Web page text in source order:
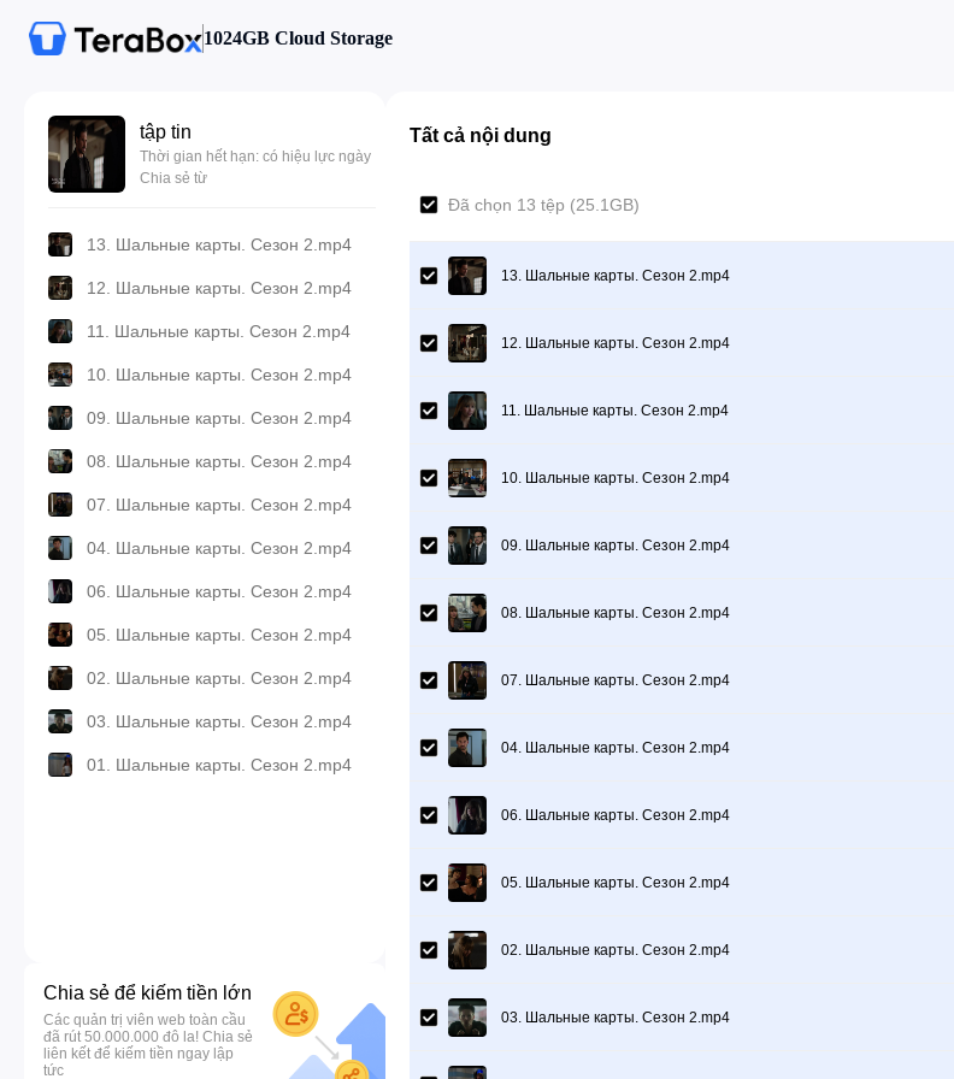
1024GB Cloud Storage
tập tin
Thời gian hết hạn: có hiệu lực ngày
Chia sẻ từ
13. Шальные карты. Сезон 2.mp4
12. Шальные карты. Сезон 2.mp4
11. Шальные карты. Сезон 2.mp4
10. Шальные карты. Сезон 2.mp4
09. Шальные карты. Сезон 2.mp4
08. Шальные карты. Сезон 2.mp4
07. Шальные карты. Сезон 2.mp4
04. Шальные карты. Сезон 2.mp4
06. Шальные карты. Сезон 2.mp4
05. Шальные карты. Сезон 2.mp4
02. Шальные карты. Сезон 2.mp4
03. Шальные карты. Сезон 2.mp4
01. Шальные карты. Сезон 2.mp4
Chia sẻ để kiếm tiền lớn
Các quản trị viên web toàn cầu
đã rút 50.000.000 đô la! Chia sẻ
liên kết để kiếm tiền ngay lập
tức
Tất cả nội dung
Đã chọn 13 tệp (25.1GB)
13. Шальные карты. Сезон 2.mp4
12. Шальные карты. Сезон 2.mp4
11. Шальные карты. Сезон 2.mp4
10. Шальные карты. Сезон 2.mp4
09. Шальные карты. Сезон 2.mp4
08. Шальные карты. Сезон 2.mp4
07. Шальные карты. Сезон 2.mp4
04. Шальные карты. Сезон 2.mp4
06. Шальные карты. Сезон 2.mp4
05. Шальные карты. Сезон 2.mp4
02. Шальные карты. Сезон 2.mp4
03. Шальные карты. Сезон 2.mp4